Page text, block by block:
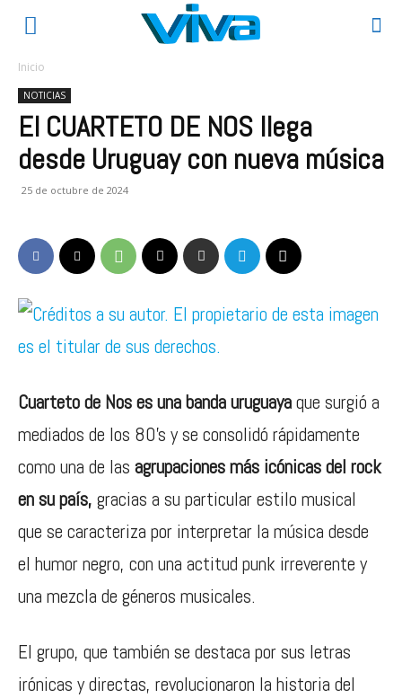
Inicio
NOTICIAS
El CUARTETO DE NOS llega
desde Uruguay con nueva música
25 de octubre de 2024
Cuarteto de Nos es una banda uruguayaque surgió a
mediados de los 80’s y se consolidó rápidamente
como una de las agrupaciones más icónicas del rock
en su país, gracias a su particular estilo musical
que se caracteriza por interpretar la música desde
el humor negro, con una actitud punk irreverente y
una mezcla de géneros musicales.
El grupo, que también se destaca por sus letras
irónicas y directas, revolucionaron la historia del